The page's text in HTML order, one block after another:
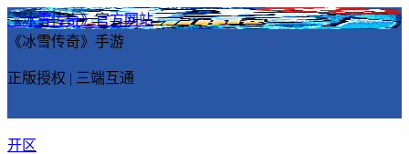
《冰雪传奇》官方网站
《冰雪传奇》手游
正版授权 | 三端互通
开区